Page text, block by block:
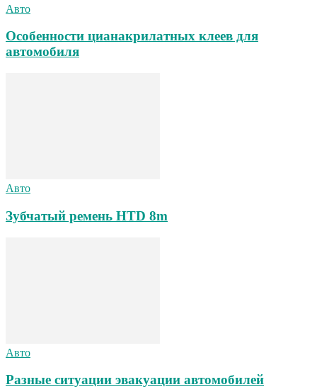
Авто
Особенности цианакрилатных клеев для
автомобиля
Авто
Зубчатый ремень HTD 8m
Авто
Разные ситуации эвакуации автомобилей